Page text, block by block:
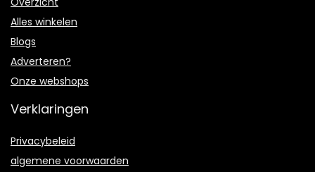
Alles winkelen
Blogs
Adverteren?
Onze webshops
Verklaringen
Privacybeleid
algemene voorwaarden